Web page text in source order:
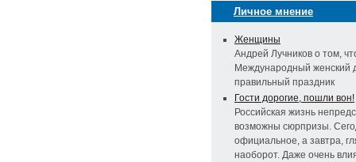
Личное мнение
Женщины
Андрей Лучников о том,
Международный женский
правильный праздник
Гости дорогие, пошли вон!
Российская жизнь
возможны сюрпризы.
официальное, а завтра,
наоборот. Даже очень